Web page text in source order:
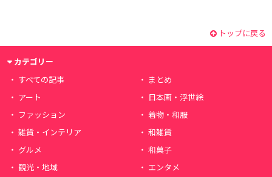
トップに戻る
カテゴリー
すべての記事
まとめ
アート
日本画・浮世絵
ファッション
着物・和服
雑貨・インテリア
和雑貨
グルメ
和菓子
観光・地域
エンタメ